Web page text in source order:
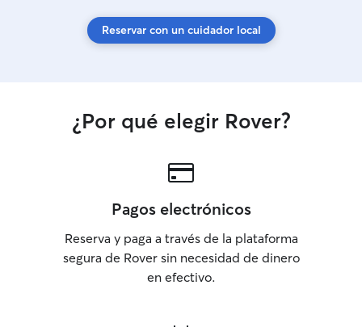
Reservar con un cuidador local
¿Por qué elegir Rover?
Pagos electrónicos
Reserva y paga a través de la plataforma
segura de Rover sin necesidad de dinero
en efectivo.